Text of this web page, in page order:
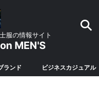
服の情報サイト
MEN'S
ランド ビジネスカジュアル